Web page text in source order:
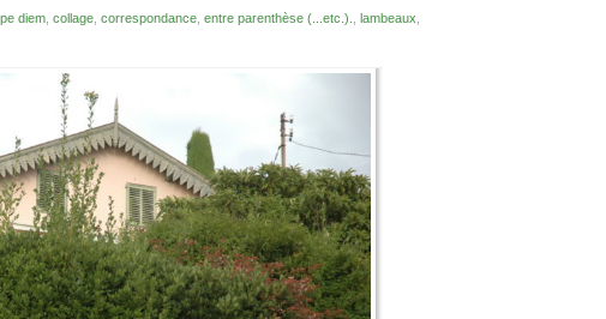
diem collage correspondance entre parenthèse (...etc.). lambeaux